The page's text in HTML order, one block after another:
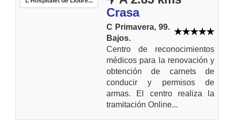
Crasa
C Primavera, 99.
Bajos.
Centro de reconocimientos
médicos para la renovación y
obtención de carnets de
conducir y permisos de
armas. El centro realiza la
tramitación Online...